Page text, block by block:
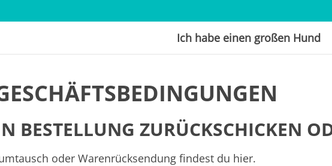
Ich habe einen großen Hund
BESTELLUNG ZURÜCKSCHICKEN
oder Warenrücksendung findest du hier.